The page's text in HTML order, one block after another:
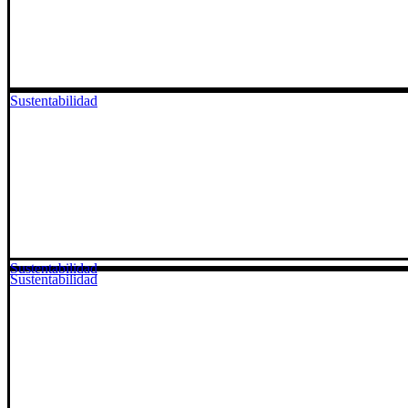
Sustentabilidad
Sustentabilidad
Sustentabilidad